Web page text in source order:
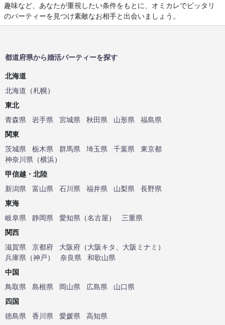
趣味など、あなたが重視したい条件をもとに、オミカレでピッタリ
のパーティーを見つけ素敵なお相手と出会いましょう。
都道府県から婚活パーティーを探す
北海道
北海道 （札幌）
東北
青森県
岩手県 宮城県 秋田県 山形県
福島県
関東
茨城県
栃木県 群馬県 埼玉県 千葉県
東京都
神奈川県 （横浜）
甲信越・北陸
新潟県
富山県 石川県 福井県 山梨県
長野県
東海
岐阜県
静岡県 愛知県 （名古屋）
三重県
関西
滋賀県
京都府 大阪府 （大阪キタ 大阪ミナミ ）
兵庫県 （神戸） 奈良県
和歌山県
中国
鳥取県
島根県 岡山県 広島県
山口県
四国
徳島県
香川県 愛媛県 高知県